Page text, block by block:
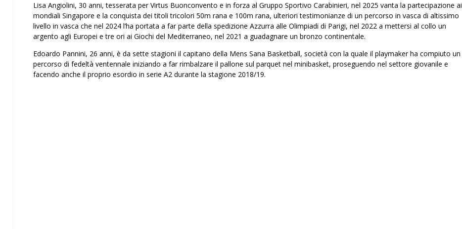
Lisa Angiolini, 30 anni, tesserata per Virtus Buonconvento e in forza al Gruppo Sportivo Carabinieri, nel 2025 vanta la partecipazione ai
mondiali Singapore e la conquista dei titoli tricolori 50m rana e 100m rana, ulteriori testimonianze di un percorso in vasca di altissimo
livello in vasca che nel 2024 l’ha portata a far parte della spedizione Azzurra alle Olimpiadi di Parigi, nel 2022 a mettersi al collo un
argento agli Europei e tre ori ai Giochi del Mediterraneo, nel 2021 a guadagnare un bronzo continentale.
Edoardo Pannini, 26 anni, è da sette stagioni il capitano della Mens Sana Basketball, società con la quale il playmaker ha compiuto un
percorso di fedeltà ventennale iniziando a far rimbalzare il pallone sul parquet nel minibasket, proseguendo nel settore giovanile e
facendo anche il proprio esordio in serie A2 durante la stagione 2018/19.